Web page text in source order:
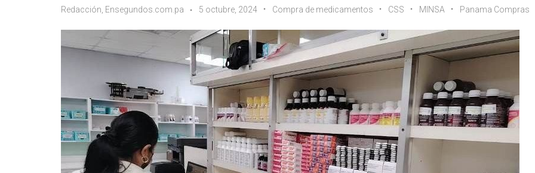
Redacción, Ensegundos.com.pa 5 octubre, 2024 Compra de medicamentos CSS MINSA Panama Compras